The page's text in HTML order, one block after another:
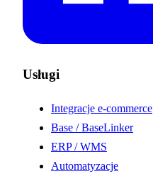
Usługi
Integracje e-commerce
Base / BaseLinker
ERP / WMS
Automatyzacje